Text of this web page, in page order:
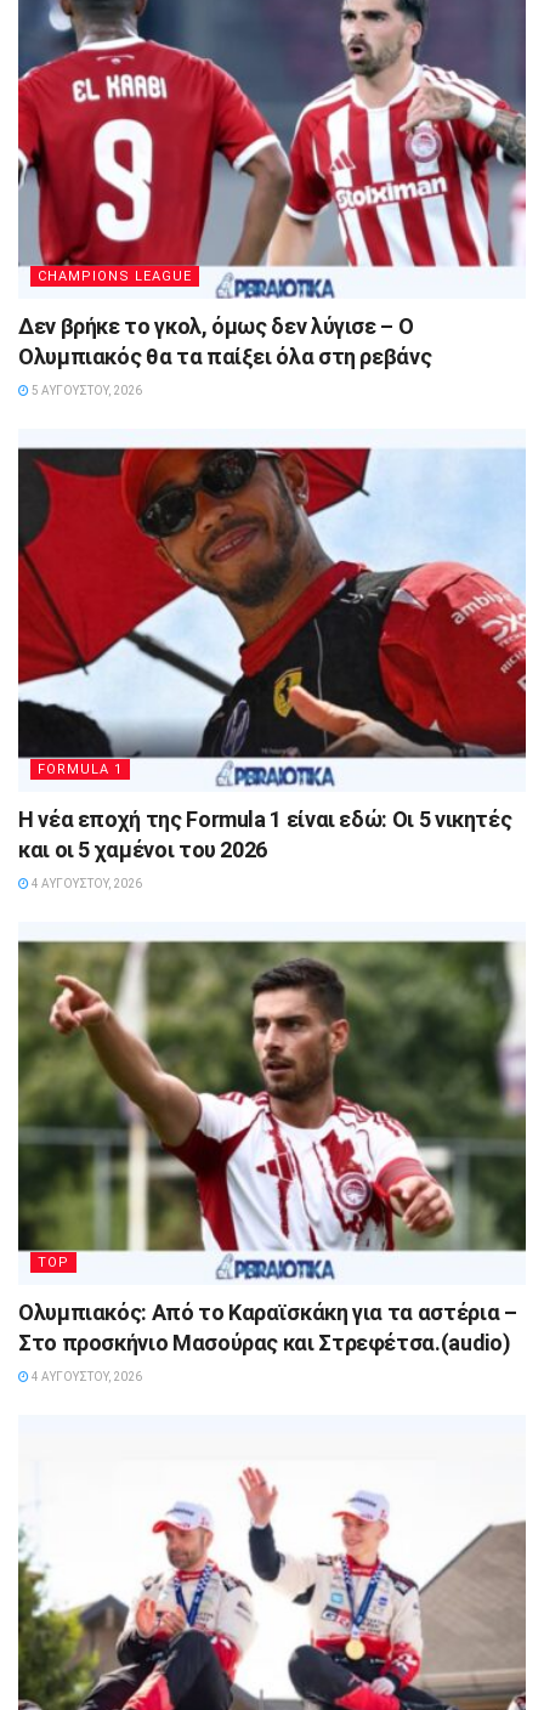
CHAMPIONS LEAGUE
Δεν βρήκε το γκολ, όμως δεν λύγισε – Ο
Ολυμπιακός θα τα παίξει όλα στη ρεβάνς
5 ΑΥΓΟΎΣΤΟΥ, 2026
FORMULA 1
Η νέα εποχή της Formula 1 είναι εδώ: Οι 5 νικητές
και οι 5 χαμένοι του 2026
4 ΑΥΓΟΎΣΤΟΥ, 2026
TOP
Ολυμπιακός: Από το Καραϊσκάκη για τα αστέρια –
Στο προσκήνιο Μασούρας και Στρεφέτσα.(audio)
4 ΑΥΓΟΎΣΤΟΥ, 2026